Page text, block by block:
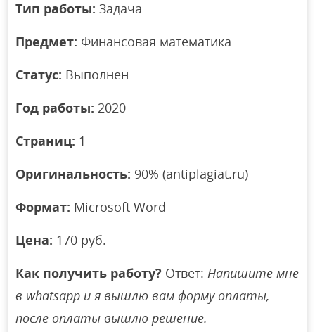
Тип работы: Задача
Предмет: Финансовая математика
Статус: Выполнен
Год работы: 2020
Страниц: 1
Оригинальность: 90% (antiplagiat.ru)
Формат: Microsoft Word
Цена: 170 руб.
Как получить работу? Ответ:Напишите мне
в whatsapp и я вышлю вам форму оплаты,
после оплаты вышлю решение.